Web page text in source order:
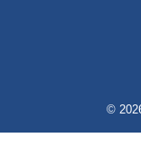
© 2026